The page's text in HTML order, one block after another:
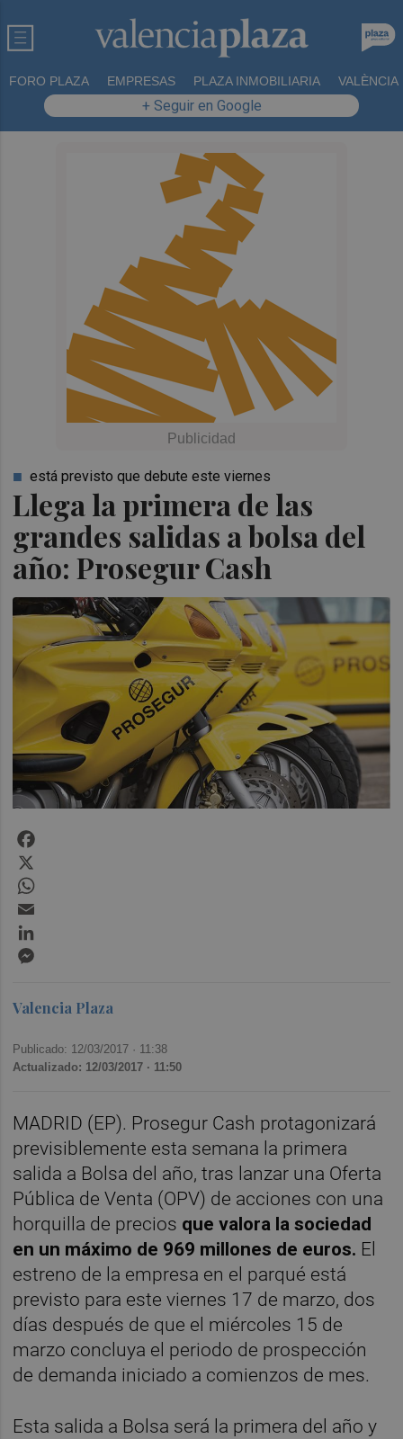
FORO PLAZA EMPRESAS PLAZA INMOBILIARIA VALÈNCIA
+ Seguir en Google
Llega la primera de las
grandes salidas a bolsa del
año: Prosegur Cash
está previsto que debute este viernes
Valencia Plaza
Publicado: 12/03/2017 · 11:38
Actualizado: 12/03/2017 · 11:50
MADRID (EP). Prosegur Cash protagonizará
previsiblemente esta semana la primera
salida a Bolsa del año, tras lanzar una Oferta
Pública de Venta (OPV) de acciones con una
horquilla de precios que valora la sociedad
en un máximo de 969 millones de euros. El
estreno de la empresa en el parqué está
previsto para este viernes 17 de marzo, dos
días después de que el miércoles 15 de
marzo concluya el periodo de prospección
de demanda iniciado a comienzos de mes.
Esta salida a Bolsa será la primera del año y